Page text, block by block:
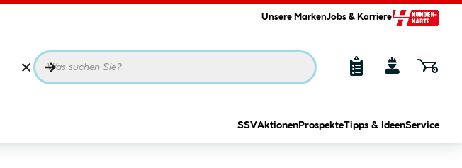
Unsere MarkenJobs & Karriere
SSVAktionen ProspekteTipps & IdeenService